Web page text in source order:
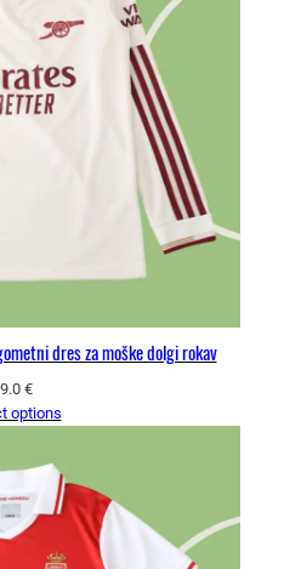
dres za moške dolgi rokav
€
options